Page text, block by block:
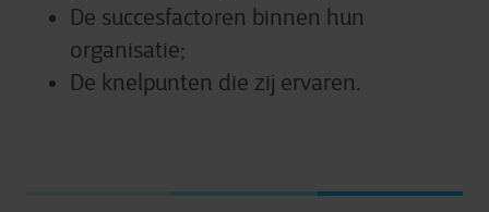
De succesfactoren binnen hun
organisatie;
De knelpunten die zij ervaren.